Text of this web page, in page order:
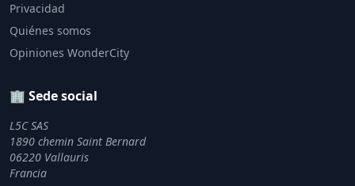
Privacidad
Quiénes somos
Opiniones WonderCity
🏢 Sede social
L5C SAS
1890 chemin Saint Bernard
06220 Vallauris
Francia